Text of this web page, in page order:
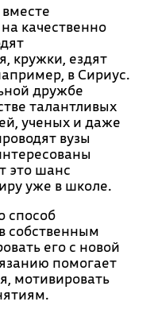
качественно
кружки, ездят
в Сириус.
дружбе
талантливых
ученых и даже
вузы
это шанс
уже в школе.
способ
собственным
его с новой
помогает
мотивировать